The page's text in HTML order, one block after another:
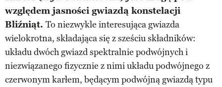
względem jasności gwiazdą konstelacji
Bliźniąt. To niezwykle interesująca gwiazda
wielokrotna, składająca się z sześciu składników:
układu dwóch gwiazd spektralnie podwójnych i
niezwiązanego fizycznie z nimi układu podwójnego z
czerwonym karłem, będącym podwójną gwiazdą typu